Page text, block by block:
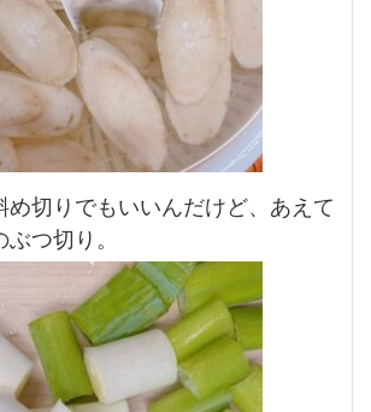
め切りでもいいんだけど、あえて
つ切り。